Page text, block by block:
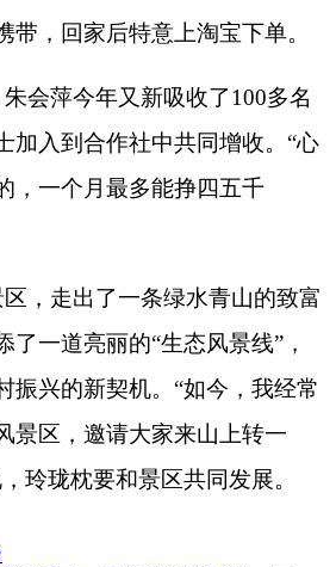
带，回家后特意上淘宝下单。
会萍今年又新吸收了100多名
加入到合作社中共同增收。“心
，一个月最多能挣四五千
，走出了一条绿水青山的致富
了一道亮丽的“生态风景线”，
振兴的新契机。“如今，我经常
景区，邀请大家来山上转一
玲珑枕要和景区共同发展。